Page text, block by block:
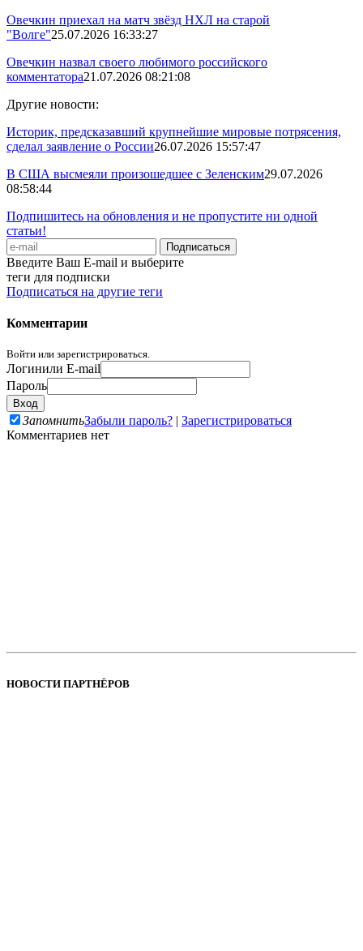
Овечкин приехал на матч звёзд НХЛ на старой
"Волге"25.07.2026 16:33:27
Овечкин назвал своего любимого российского
комментатора21.07.2026 08:21:08
Другие новости:
Историк, предсказавший крупнейшие мировые потрясения,
сделал заявление о России26.07.2026 15:57:47
В США высмеяли произошедшее с Зеленским29.07.2026
08:58:44
Подпишитесь на обновления и не пропустите ни одной
статьи!
Введите Ваш E-mail и выберите
теги для подписки
Подписаться на другие теги
Комментарии
Войти или зарегистрироваться.
Логинили E-mail
Пароль
ЗапомнитьЗабыли пароль? | Зарегистрироваться
Комментариев нет
НОВОСТИ ПАРТНЁРОВ